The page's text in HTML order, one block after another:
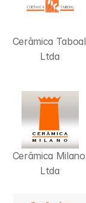
Cerâmica Taboal
Ltda
Cerâmica Milano
Ltda